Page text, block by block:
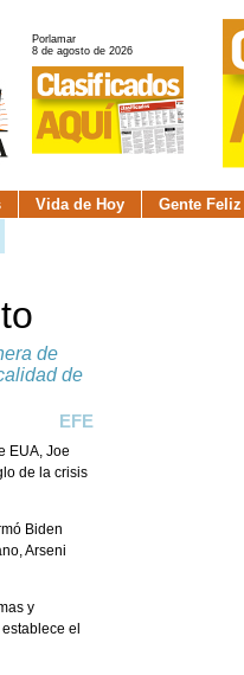
Porlamar
8 de agosto de 2026
Vida de Hoy Gente Feliz
de
de
EFE
EUA, Joe
de la crisis
Biden
Arseni
y
el